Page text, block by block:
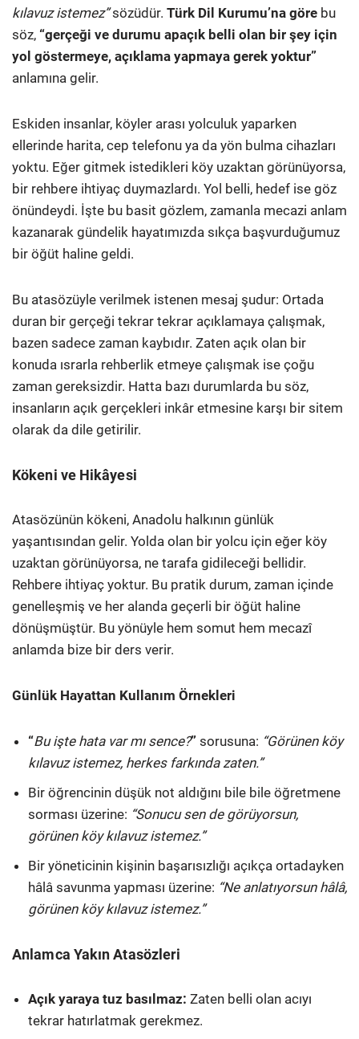
kılavuz istemez”sözüdür. Türk Dil Kurumu’na göre bu
söz, “gerçeği ve durumu apaçık belli olan bir şey için
yol göstermeye, açıklama yapmaya gerek yoktur”
anlamına gelir.
Eskiden insanlar, köyler arası yolculuk yaparken
ellerinde harita, cep telefonu ya da yön bulma cihazları
yoktu. Eğer gitmek istedikleri köy uzaktan görünüyorsa,
bir rehbere ihtiyaç duymazlardı. Yol belli, hedef ise göz
önündeydi. İşte bu basit gözlem, zamanla mecazi anlam
kazanarak gündelik hayatımızda sıkça başvurduğumuz
bir öğüt haline geldi.
Bu atasözüyle verilmek istenen mesaj şudur: Ortada
duran bir gerçeği tekrar tekrar açıklamaya çalışmak,
bazen sadece zaman kaybıdır. Zaten açık olan bir
konuda ısrarla rehberlik etmeye çalışmak ise çoğu
zaman gereksizdir. Hatta bazı durumlarda bu söz,
insanların açık gerçekleri inkâr etmesine karşı bir sitem
olarak da dile getirilir.
Kökeni ve Hikâyesi
Atasözünün kökeni, Anadolu halkının günlük
yaşantısından gelir. Yolda olan bir yolcu için eğer köy
uzaktan görünüyorsa, ne tarafa gidileceği bellidir.
Rehbere ihtiyaç yoktur. Bu pratik durum, zaman içinde
genelleşmiş ve her alanda geçerli bir öğüt haline
dönüşmüştür. Bu yönüyle hem somut hem mecazî
anlamda bize bir ders verir.
Günlük Hayattan Kullanım Örnekleri
“Bu işte hata var mı sence?” sorusuna: “Görünen köy
kılavuz istemez, herkes farkında zaten.”
Bir öğrencinin düşük not aldığını bile bile öğretmene
sorması üzerine: “Sonucu sen de görüyorsun,
görünen köy kılavuz istemez.”
Bir yöneticinin kişinin başarısızlığı açıkça ortadayken
hâlâ savunma yapması üzerine: “Ne anlatıyorsun hâlâ,
görünen köy kılavuz istemez.”
Anlamca Yakın Atasözleri
Açık yaraya tuz basılmaz: Zaten belli olan acıyı
tekrar hatırlatmak gerekmez.